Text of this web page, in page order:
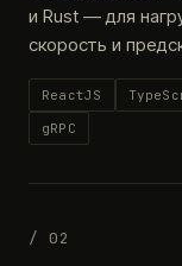
и Rust — для
скорость и
ReactJS
gRPC
/ 02